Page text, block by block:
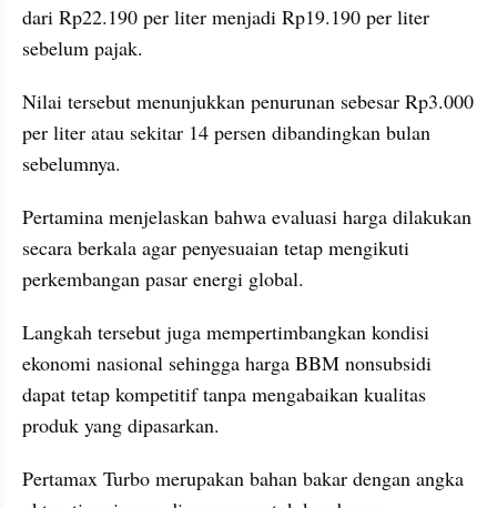
dari Rp22.190 per liter menjadi Rp19.190 per liter
sebelum pajak.
Nilai tersebut menunjukkan penurunan sebesar Rp3.000
per liter atau sekitar 14 persen dibandingkan bulan
sebelumnya.
Pertamina menjelaskan bahwa evaluasi harga dilakukan
secara berkala agar penyesuaian tetap mengikuti
perkembangan pasar energi global.
Langkah tersebut juga mempertimbangkan kondisi
ekonomi nasional sehingga harga BBM nonsubsidi
dapat tetap kompetitif tanpa mengabaikan kualitas
produk yang dipasarkan.
Pertamax Turbo merupakan bahan bakar dengan angka